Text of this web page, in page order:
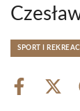
SPORT I
Share
Share